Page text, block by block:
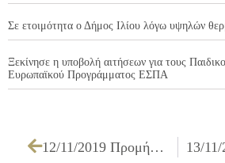
Σε ετοιμότητα ο Δήμος Ιλίου λόγω υψηλών
Ξεκίνησε η υποβολή αιτήσεων για τους
Ευρωπαϊκού Προγράμματος ΕΣΠΑ
12/11/2019 Προμήθεια κάδων απορριμμάτων